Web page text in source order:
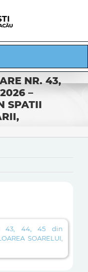
NR. 43,
–
SPATII
43, 44, 45 din
SOARELUI,